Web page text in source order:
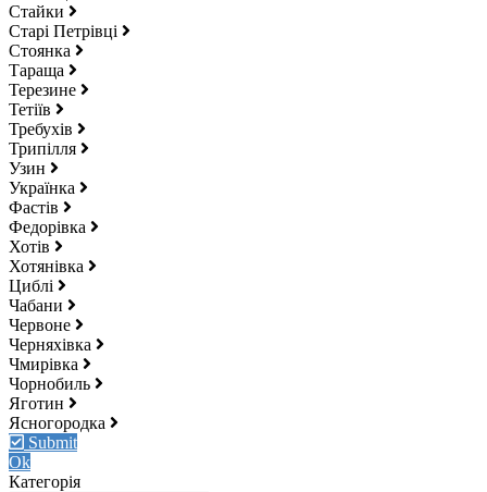
Стайки
Старі Петрівці
Стоянка
Тараща
Терезине
Тетіїв
Требухів
Трипілля
Узин
Українка
Фастів
Федорівка
Хотів
Хотянівка
Циблі
Чабани
Червоне
Черняхівка
Чмирівка
Чорнобиль
Яготин
Ясногородка
Submit
Ok
Категорія